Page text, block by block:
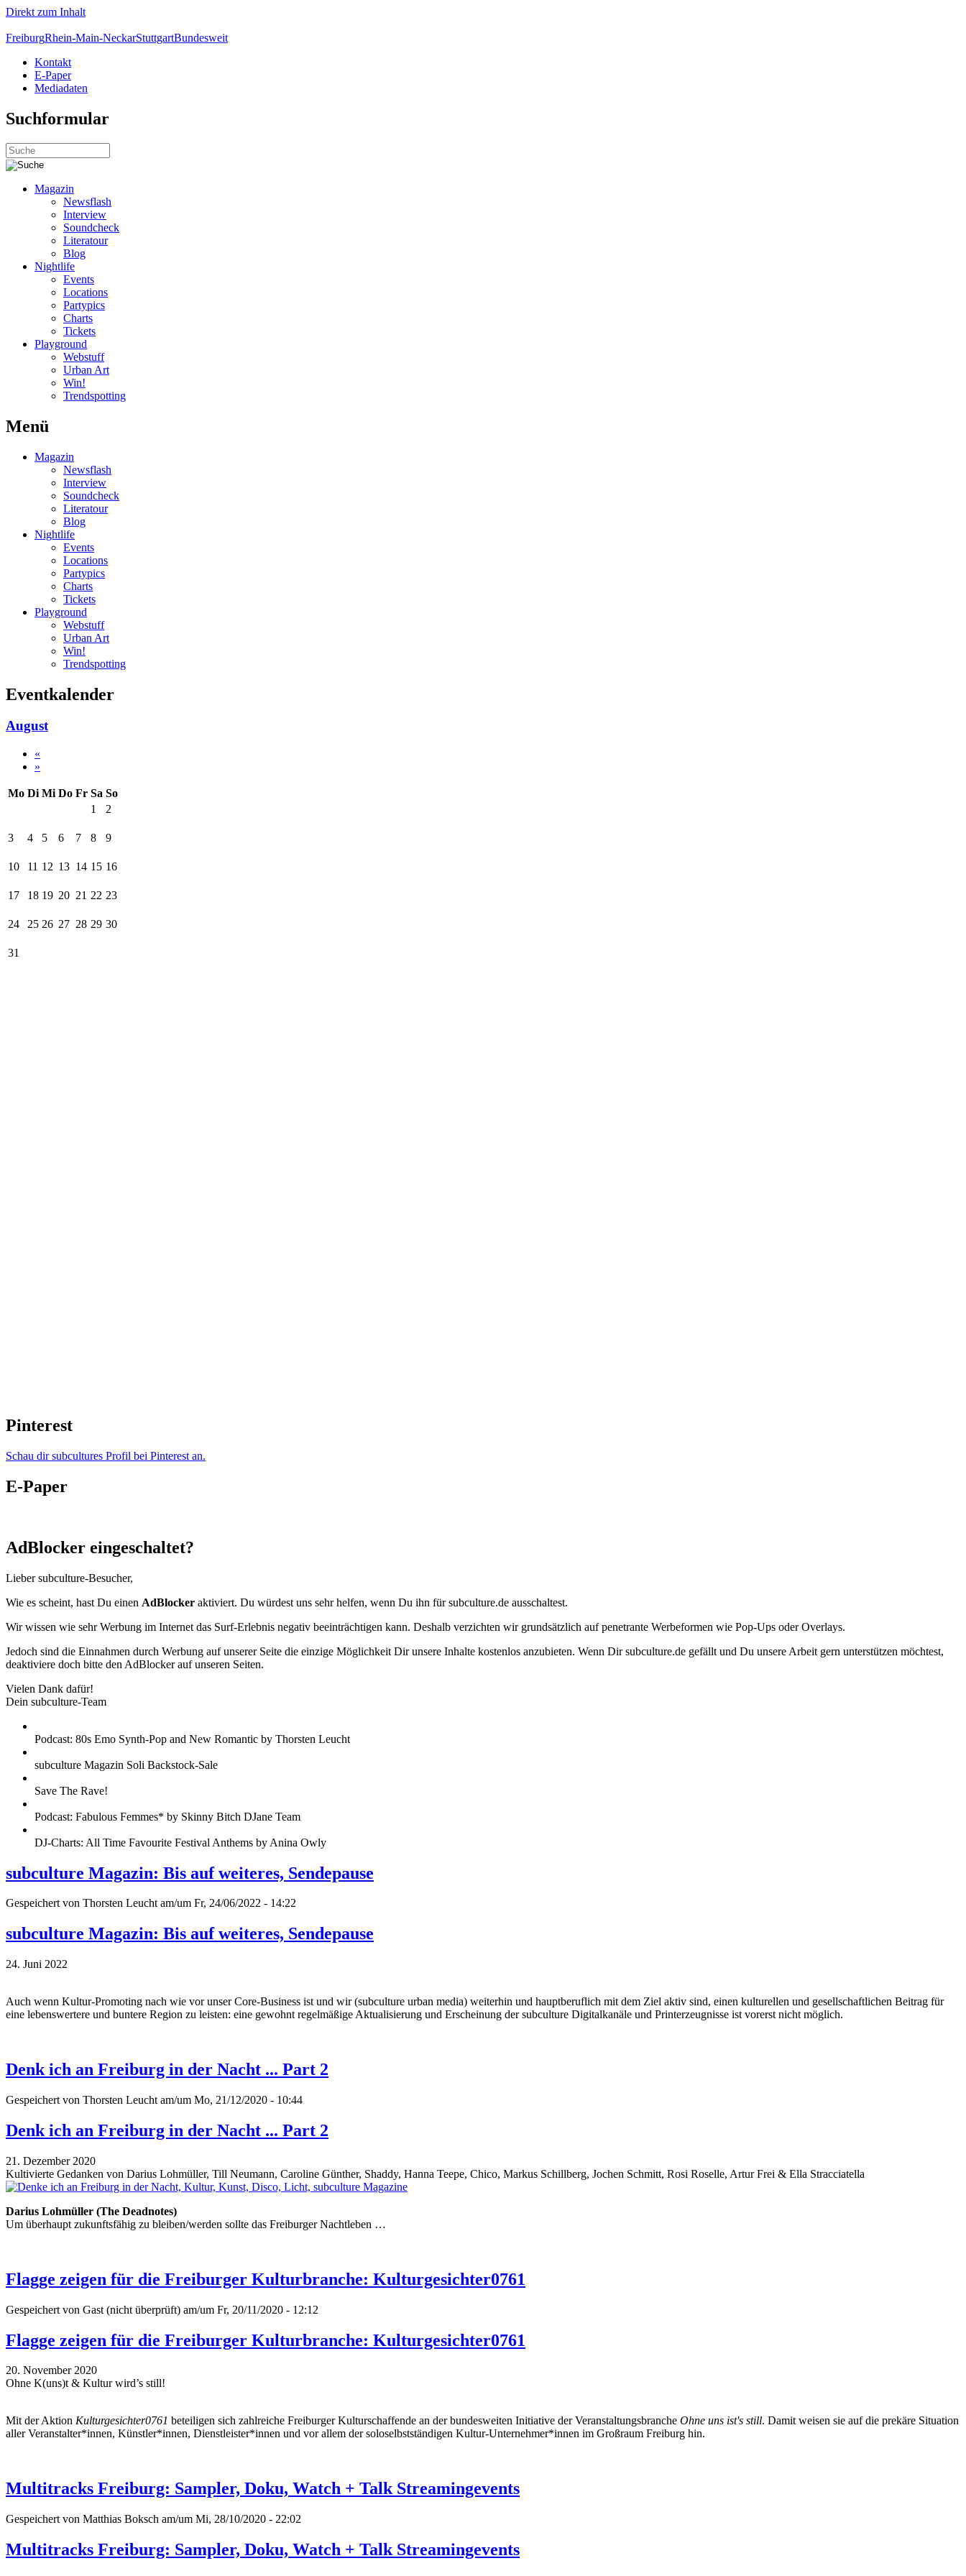
Direkt zum Inhalt
FreiburgRhein-Main-NeckarStuttgartBundesweit
Kontakt
E-Paper
Mediadaten
Suchformular
Magazin
Newsflash
Interview
Soundcheck
Literatour
Blog
Nightlife
Events
Locations
Partypics
Charts
Tickets
Playground
Webstuff
Urban Art
Win!
Trendspotting
Menü
Magazin
Newsflash
Interview
Soundcheck
Literatour
Blog
Nightlife
Events
Locations
Partypics
Charts
Tickets
Playground
Webstuff
Urban Art
Win!
Trendspotting
Eventkalender
August
«
»
Mo Di Mi Do Fr Sa So
1
2
3 4 5 6 7 8 9
10 11 12 13 14 15 16
17 18 19 20 21 22 23
24 25 26 27 28 29 30
31
Pinterest
Schau dir subcultures Profil bei Pinterest an.
E-Paper
AdBlocker eingeschaltet?
Lieber subculture-Besucher,
Wie es scheint, hast Du einen AdBlocker aktiviert. Du würdest uns sehr helfen, wenn Du ihn für subculture.de ausschaltest.
Wir wissen wie sehr Werbung im Internet das Surf-Erlebnis negativ beeinträchtigen kann. Deshalb verzichten wir grundsätzlich auf penetrante Werbeformen wie Pop-Ups oder Overlays.
Jedoch sind die Einnahmen durch Werbung auf unserer Seite die einzige Möglichkeit Dir unsere Inhalte kostenlos anzubieten. Wenn Dir subculture.de gefällt und Du unsere Arbeit gern unterstützen möchtest,
deaktiviere doch bitte den AdBlocker auf unseren Seiten.
Vielen Dank dafür!
Dein subculture-Team
Podcast: 80s Emo Synth-Pop and New Romantic by Thorsten Leucht
subculture Magazin Soli Backstock-Sale
Save The Rave!
Podcast: Fabulous Femmes* by Skinny Bitch DJane Team
DJ-Charts: All Time Favourite Festival Anthems by Anina Owly
subculture Magazin: Bis auf weiteres, Sendepause
Gespeichert von Thorsten Leuchtam/um Fr, 24/06/2022 - 14:22
subculture Magazin: Bis auf weiteres, Sendepause
24. Juni 2022
Auch wenn Kultur-Promoting nach wie vor unser Core-Business ist und wir (subculture urban media) weiterhin und hauptberuflich mit dem Ziel aktiv sind, einen kulturellen und gesellschaftlichen Beitrag für
eine lebenswertere und buntere Region zu leisten: eine gewohnt regelmäßige Aktualisierung und Erscheinung der subculture Digitalkanäle und Printerzeugnisse ist vorerst nicht möglich.
Denk ich an Freiburg in der Nacht ... Part 2
Gespeichert von Thorsten Leucht am/um Mo, 21/12/2020 - 10:44
Denk ich an Freiburg in der Nacht ... Part 2
21. Dezember 2020
Kultivierte Gedanken von Darius Lohmüller, Till Neumann, Caroline Günther, Shaddy, Hanna Teepe, Chico, Markus Schillberg, Jochen Schmitt, Rosi Roselle, Artur Frei & Ella Stracciatella
Darius Lohmüller (The Deadnotes)
Um überhaupt zukunftsfähig zu bleiben/werden sollte das Freiburger Nachtleben …
Flagge zeigen für die Freiburger Kulturbranche: Kulturgesichter0761
Gespeichert von Gast (nicht überprüft) am/um Fr, 20/11/2020 - 12:12
Flagge zeigen für die Freiburger Kulturbranche: Kulturgesichter0761
20. November 2020
Ohne K(uns)t & Kultur wird’s still!
Mit der Aktion Kulturgesichter0761 beteiligen sich zahlreiche Freiburger Kulturschaffende an der bundesweiten Initiative der Veranstaltungsbranche Ohne uns ist's still. Damit weisen sie auf die prekäre Situation
aller Veranstalter*innen, Künstler*innen, Dienstleister*innen und vor allem der soloselbstständigen Kultur-Unternehmer*innen im Großraum Freiburg hin.
Multitracks Freiburg: Sampler, Doku, Watch + Talk Streamingevents
Gespeichert von Matthias Boksch am/um Mi, 28/10/2020 - 22:02
Multitracks Freiburg: Sampler, Doku, Watch + Talk Streamingevents